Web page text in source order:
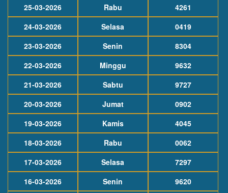
25-03-2026 Rabu
4261
24-03-2026
Selasa
0419
23-03-2026
Senin
8304
22-03-2026
Minggu
9632
21-03-2026
Sabtu
9727
20-03-2026
Jumat
0902
19-03-2026
Kamis
4045
18-03-2026
Rabu
0062
17-03-2026
Selasa
7297
16-03-2026
Senin 9620